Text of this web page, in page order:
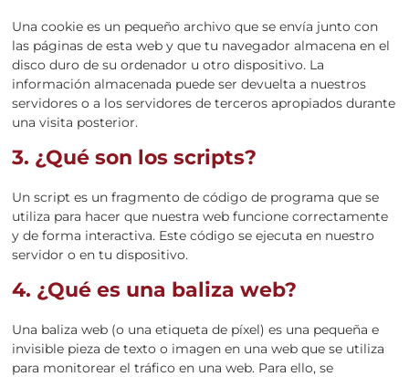
Una cookie es un pequeño archivo que se envía junto con
las páginas de esta web y que tu navegador almacena en el
disco duro de su ordenador u otro dispositivo. La
información almacenada puede ser devuelta a nuestros
servidores o a los servidores de terceros apropiados durante
una visita posterior.
3. ¿Qué son los scripts?
Un script es un fragmento de código de programa que se
utiliza para hacer que nuestra web funcione correctamente
y de forma interactiva. Este código se ejecuta en nuestro
servidor o en tu dispositivo.
4. ¿Qué es una baliza web?
Una baliza web (o una etiqueta de píxel) es una pequeña e
invisible pieza de texto o imagen en una web que se utiliza
para monitorear el tráfico en una web. Para ello, se